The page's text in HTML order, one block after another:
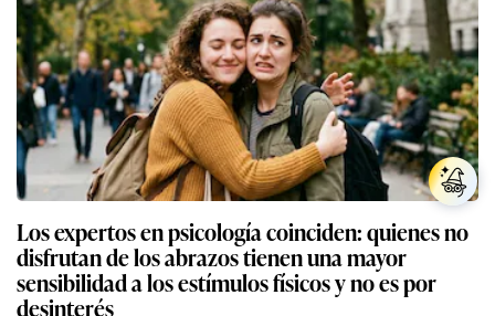
Los expertos en psicología coinciden: quienes no
disfrutan de los abrazos tienen una mayor
sensibilidad a los estímulos físicos y no es por
desinterés